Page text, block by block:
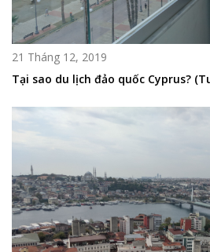
21 Tháng 12, 2019
Tại sao du lịch đảo quốc Cyprus?